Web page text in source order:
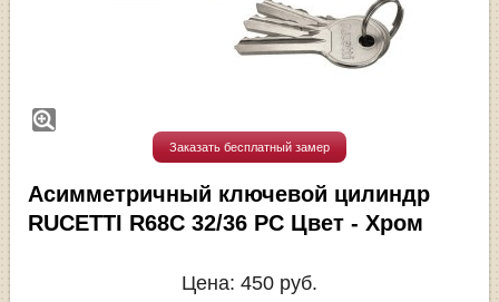
Заказать бесплатный замер
Асимметричный ключевой цилиндр
RUCETTI R68C 32/36 PC Цвет - Хром
Цена: 450 руб.